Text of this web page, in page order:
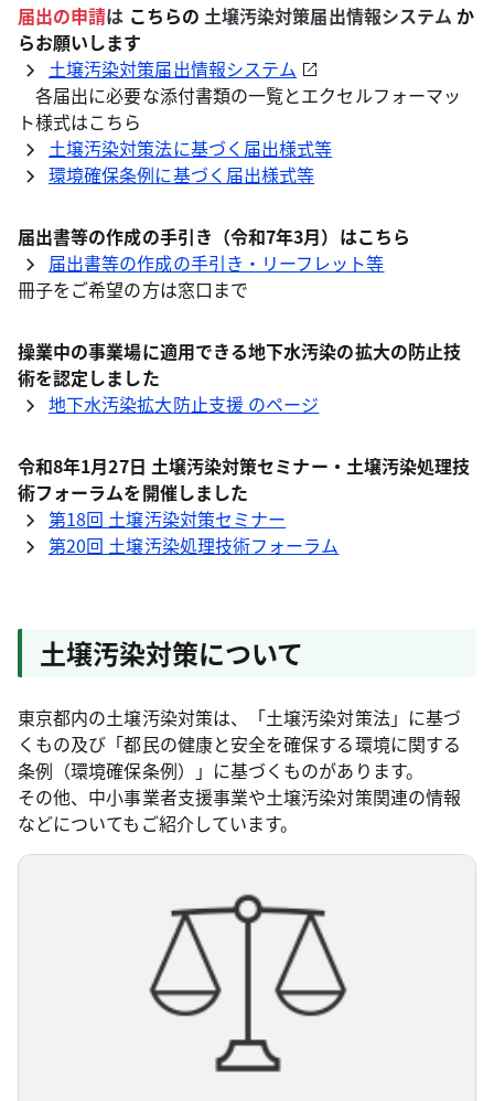
届出の申請は こちらの 土壌汚染対策届出情報システム か
らお願いします
土壌汚染対策届出情報システム
各届出に必要な添付書類の一覧とエクセルフォーマッ
ト様式はこちら
土壌汚染対策法に基づく届出様式等
環境確保条例に基づく届出様式等
届出書等の作成の手引き（令和7年3月）はこちら
届出書等の作成の手引き・リーフレット等
冊子をご希望の方は窓口まで
操業中の事業場に適用できる地下水汚染の拡大の防止技
術を認定しました
地下水汚染拡大防止支援 のページ
令和8年1月27日 土壌汚染対策セミナー・土壌汚染処理技
術フォーラムを開催しました
第18回 土壌汚染対策セミナー
第20回 土壌汚染処理技術フォーラム
土壌汚染対策について
東京都内の土壌汚染対策は、「土壌汚染対策法」に基づ
くもの及び「都民の健康と安全を確保する環境に関する
条例（環境確保条例）」に基づくものがあります。
その他、中小事業者支援事業や土壌汚染対策関連の情報
などについてもご紹介しています。